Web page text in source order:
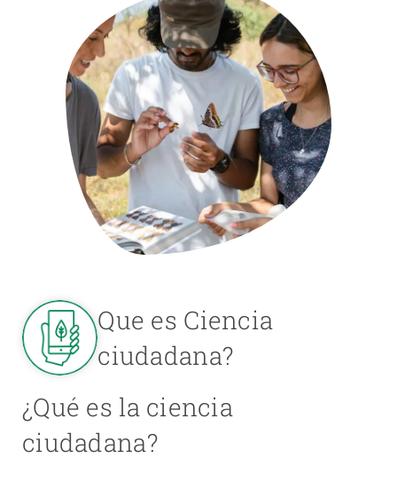
Que es Ciencia
ciudadana?
¿Qué es la ciencia
ciudadana?